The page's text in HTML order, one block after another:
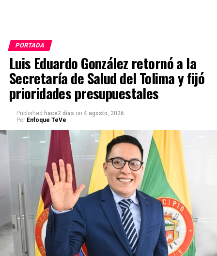
PORTADA
Luis Eduardo González retornó a la
Secretaría de Salud del Tolima y fijó
prioridades presupuestales
Published hace2 días on 4 agosto, 2026
Por Enfoque TeVe